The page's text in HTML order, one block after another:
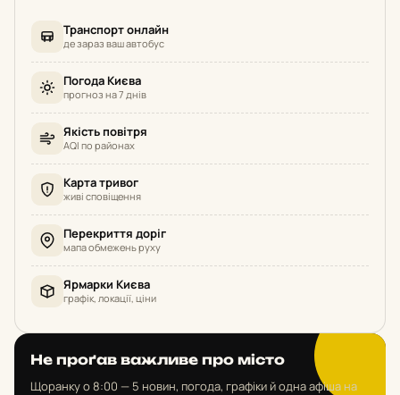
Транспорт онлайн
де зараз ваш автобус
Погода Києва
прогноз на 7 днів
Якість повітря
AQI по районах
Карта тривог
живі сповіщення
Перекриття доріг
мапа обмежень руху
Ярмарки Києва
графік, локації, ціни
Не проґав важливе про місто
Щоранку о 8:00 — 5 новин, погода, графіки й одна афіша на